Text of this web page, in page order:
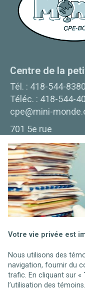
Centre de la
Tél. : 418-544-8380
Téléc. : 418-544-
cpe@mini-
701 5e rue
La Baie(QC)G7B
Bureau
Tél. :418-697-1717
Téléc. :418-697-
bc@mini-
La Baie (QC)G7B
Votre vie privée est
Nous utilisons des
navigation, fournir du
trafic. En cliquant sur «
l’utilisation des témoins.